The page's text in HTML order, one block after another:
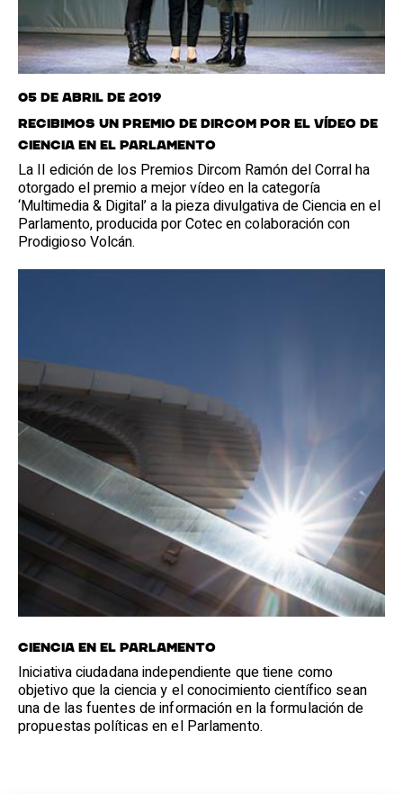
05 de abril de 2019
Recibimos un premio de Dircom por el vídeo de
Ciencia en el Parlamento
La II edición de los Premios Dircom Ramón del Corral ha
otorgado el premio a mejor vídeo en la categoría
‘Multimedia & Digital’ a la pieza divulgativa de Ciencia en el
Parlamento, producida por Cotec en colaboración con
Prodigioso Volcán.
CIENCIA EN EL PARLAMENTO
Iniciativa ciudadana independiente que tiene como
objetivo que la ciencia y el conocimiento científico sean
una de las fuentes de información en la formulación de
propuestas políticas en el Parlamento.